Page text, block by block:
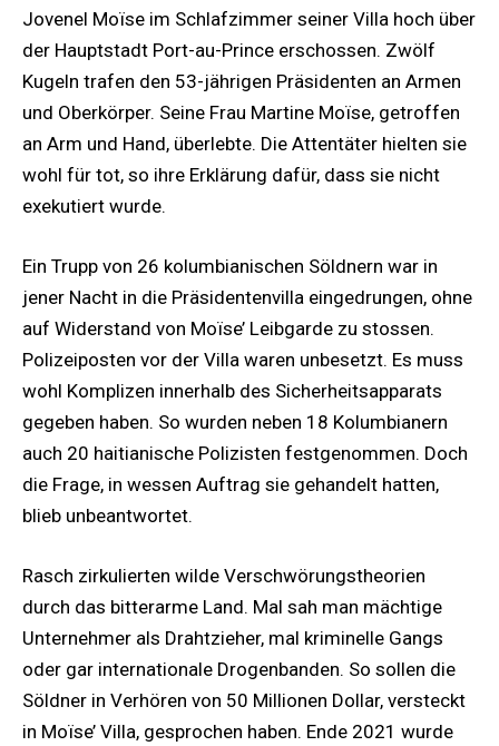
Jovenel Moïse im Schlafzimmer seiner Villa hoch über
der Hauptstadt Port-au-Prince erschossen. Zwölf
Kugeln trafen den 53-jährigen Präsidenten an Armen
und Oberkörper. Seine Frau Martine Moïse, getroffen
an Arm und Hand, überlebte. Die Attentäter hielten sie
wohl für tot, so ihre Erklärung dafür, dass sie nicht
exekutiert wurde.
Ein Trupp von 26 kolumbianischen Söldnern war in
jener Nacht in die Präsidentenvilla eingedrungen, ohne
auf Widerstand von Moïse’ Leibgarde zu stossen.
Polizeiposten vor der Villa waren unbesetzt. Es muss
wohl Komplizen innerhalb des Sicherheitsapparats
gegeben haben. So wurden neben 18 Kolumbianern
auch 20 haitianische Polizisten festgenommen. Doch
die Frage, in wessen Auftrag sie gehandelt hatten,
blieb unbeantwortet.
Rasch zirkulierten wilde Verschwörungstheorien
durch das bitterarme Land. Mal sah man mächtige
Unternehmer als Drahtzieher, mal kriminelle Gangs
oder gar internationale Drogenbanden. So sollen die
Söldner in Verhören von 50 Millionen Dollar, versteckt
in Moïse’ Villa, gesprochen haben. Ende 2021 wurde